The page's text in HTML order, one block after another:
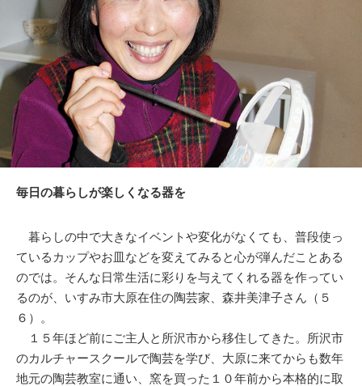
毎日の暮らしが楽しくなる器を
暮らしの中で大きなイベントや変化がなくても、普段使っ
ているカップやお皿などを変えてみると心が弾んだことある
のでは。そんな日常生活に彩りを与えてくれる器を作ってい
るのが、いすみ市大原在住の陶芸家、森井美津子さん（５
６）。
１５年ほど前にご主人と所沢市から移住してきた。所沢市
のカルチャースクールで陶芸を学び、大原に来てからも数年
地元の陶芸教室に通い、窯を買った１０年前から本格的に取